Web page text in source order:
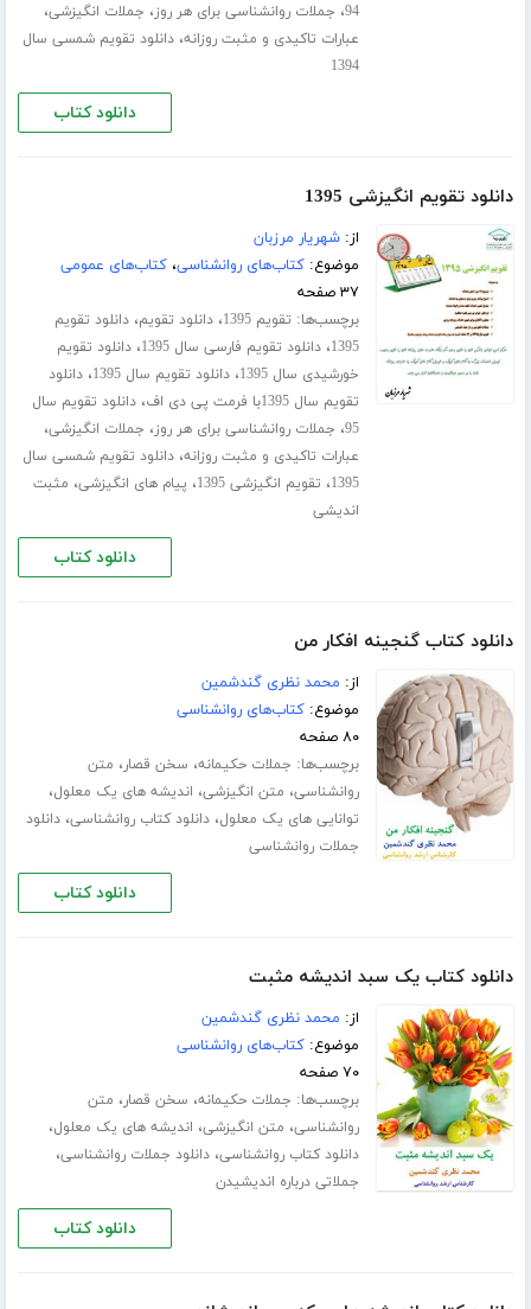
94، جملات روانشناسی برای هر روز، جملات انگیزشی،
عبارات تاکیدی و مثبت روزانه،دانلود تقویم شمسی سال
1394
دانلود کتاب
دانلود تقویم انگیزشی 1395
از:شهریار مرزبان
موضوع:کتاب‌های روانشناسی،کتاب‌های عمومی
۳۷ صفحه
برچسب‌ها: تقویم 1395 ،دانلود تقویم،دانلود تقویم
1395،دانلود تقویم فارسی سال 1395 ،دانلود تقویم
خورشیدی سال 1395
،دانلود تقویم سال 1395 ،دانلود
تقویم سال 1395با فرمت پی دی اف
،دانلود تقویم سال
95، جملات روانشناسی برای هر روز، جملات انگیزشی،
عبارات تاکیدی و مثبت روزانه،دانلود تقویم شمسی سال
1395، تقویم انگیزشی 1395 ، پیام های انگیزشی، مثبت
اندیشی
دانلود کتاب
دانلود کتاب گنجینه افکار من
از: محمد نظری گندشمین
موضوع:کتاب‌های روانشناسی
۸۰ صفحه
برچسب‌ها: جملات حکیمانه، سخن قصار، متن
روانشناسی، متن انگیزشی، اندیشه های یک معلول،
توانایی های یک معلول،دانلود کتاب روانشناسی،دانلود
جملات روانشناسی
دانلود کتاب
دانلود کتاب یک سبد اندیشه مثبت
از: محمد نظری گندشمین
موضوع:کتاب‌های روانشناسی
۷۰ صفحه
برچسب‌ها: جملات حکیمانه، سخن قصار، متن
روانشناسی، متن انگیزشی، اندیشه های یک معلول،
دانلود کتاب روانشناسی،دانلود جملات روانشناسی،
جملاتی درباره اندیشیدن
دانلود کتاب